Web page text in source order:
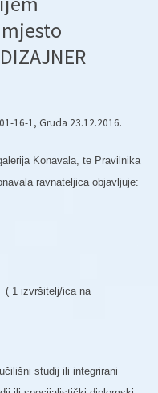
16-1, Gruda 23.12.2016.
Konavala, te Pravilnika
ravnateljica objavljuje:
( 1 izvršitelj/ica na
studij ili integrirani